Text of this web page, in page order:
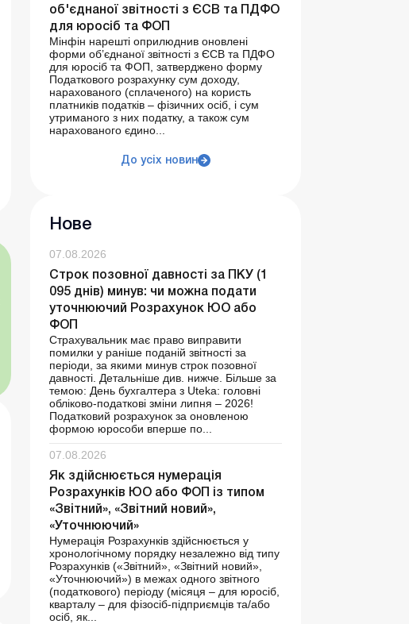
об'єднаної звітності з ЄСВ та ПДФО
для юросіб та ФОП
Мінфін нарешті оприлюднив оновлені
форми об’єднаної звітності з ЄСВ та ПДФО
для юросіб та ФОП, затверджено форму
Податкового розрахунку сум доходу,
нарахованого (сплаченого) на користь
платників податків – фізичних осіб, і сум
утриманого з них податку, а також сум
нарахованого єдино...
До усіх новин
Нове
07.08.2026
Строк позовної давності за ПКУ (1
095 днів) минув: чи можна подати
уточнюючий Розрахунок ЮО або
ФОП
Страхувальник має право виправити
помилки у раніше поданій звітності за
періоди, за якими минув строк позовної
давності. Детальніше див. нижче. Більше за
темою: День бухгалтера з Uteka: головні
обліково-податкові зміни липня – 2026!
Податковий розрахунок за оновленою
формою юрособи вперше по...
07.08.2026
Як здійснюється нумерація
Розрахунків ЮО або ФОП із типом
«Звітний», «Звітний новий»,
«Уточнюючий»
Нумерація Розрахунків здійснюється у
хронологічному порядку незалежно від типу
Розрахунків («Звітний», «Звітний новий»,
«Уточнюючий») в межах одного звітного
(податкового) періоду (місяця – для юросіб,
кварталу – для фізосіб-підприємців та/або
осіб, як...